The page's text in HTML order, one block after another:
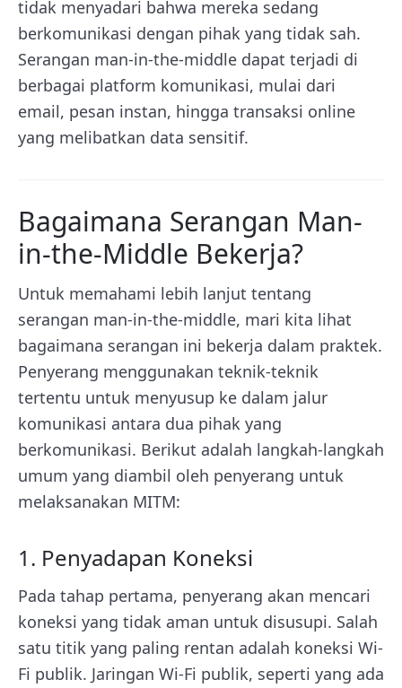
tidak menyadari bahwa mereka sedang
berkomunikasi dengan pihak yang tidak sah.
Serangan man-in-the-middle dapat terjadi di
berbagai platform komunikasi, mulai dari
email, pesan instan, hingga transaksi online
yang melibatkan data sensitif.
Bagaimana Serangan Man-
in-the-Middle Bekerja?
Untuk memahami lebih lanjut tentang
serangan man-in-the-middle, mari kita lihat
bagaimana serangan ini bekerja dalam praktek.
Penyerang menggunakan teknik-teknik
tertentu untuk menyusup ke dalam jalur
komunikasi antara dua pihak yang
berkomunikasi. Berikut adalah langkah-langkah
umum yang diambil oleh penyerang untuk
melaksanakan MITM:
1. Penyadapan Koneksi
Pada tahap pertama, penyerang akan mencari
koneksi yang tidak aman untuk disusupi. Salah
satu titik yang paling rentan adalah koneksi Wi-
Fi publik. Jaringan Wi-Fi publik, seperti yang ada